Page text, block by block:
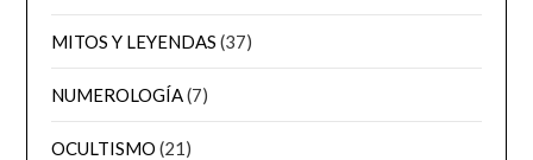
MITOS Y LEYENDAS (37)
NUMEROLOGÍA(7)
OCULTISMO (21)